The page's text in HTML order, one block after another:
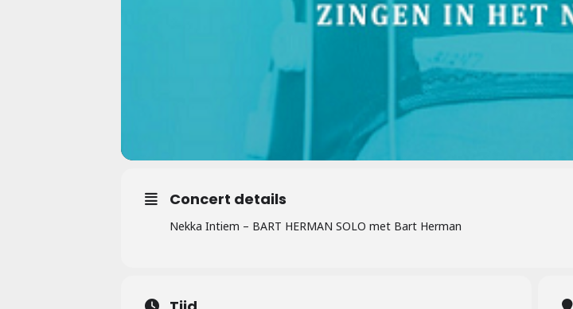
Concert details
Nekka Intiem – BART HERMAN SOLO met Bart Herman